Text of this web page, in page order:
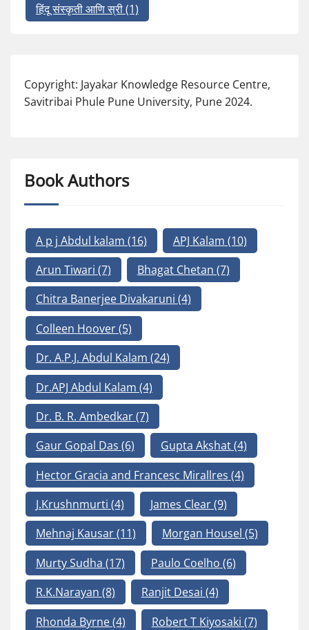
हिंदू संस्कृती आणि स्री(1)
Copyright: Jayakar Knowledge Resource Centre,
Savitribai Phule Pune University, Pune 2024.
Book Authors
A p j Abdul kalam (16) APJ Kalam (10)
Arun Tiwari (7) Bhagat Chetan (7)
Chitra Banerjee Divakaruni (4)
Colleen Hoover(5)
Dr. A.P.J. Abdul Kalam (24)
Dr.APJ Abdul Kalam (4)
Dr. B. R. Ambedkar(7)
Gaur Gopal Das (6) Gupta Akshat(4)
Hector Gracia and Francesc Mirallres (4)
J.Krushnmurti (4) James Clear(9)
Mehnaj Kausar(11) Morgan Housel (5)
Murty Sudha (17) Paulo Coelho (6)
R.K.Narayan (8) Ranjit Desai (4)
Rhonda Byrne(4) Robert T Kiyosaki (7)